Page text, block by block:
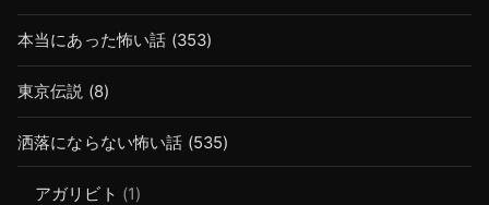
本当にあった怖い話 (353)
東京伝説 (8)
洒落にならない怖い話 (535)
アガリビト (1)